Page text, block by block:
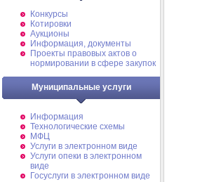
Конкурсы
Котировки
Аукционы
Информация, документы
Проекты правовых актов о
нормировании в сфере закупок
Муниципальные услуги
Информация
Технологические схемы
МФЦ
Услуги в электронном виде
Услуги опеки в электронном
виде
Госуслуги в электронном виде